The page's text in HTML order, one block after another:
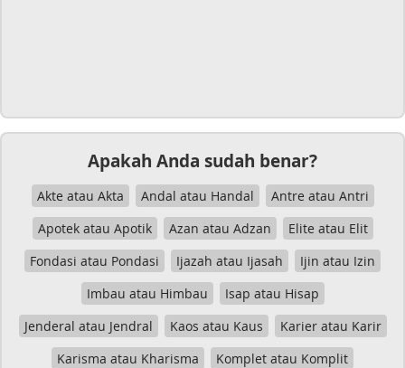
Apakah Anda sudah benar?
Akte atau Akta Andal atau Handal
Antre atau Antri
Apotek atau Apotik
Azan atau Adzan
Elite atau Elit
Fondasi atau Pondasi
Ijazah atau Ijasah
Ijin atau Izin
Imbau atau Himbau
Isap atau Hisap
Jenderal atau Jendral
Kaos atau Kaus
Karier atau Karir
Karisma atau Kharisma
Komplet atau Komplit